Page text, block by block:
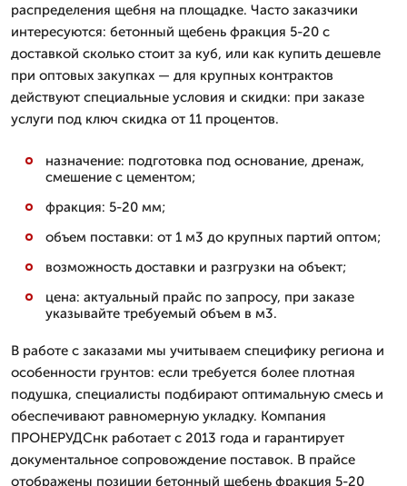
распределения щебня на площадке. Часто заказчики
интересуются: бетонный щебень фракция 5-20 с
доставкой сколько стоит за куб, или как купить дешевле
при оптовых закупках — для крупных контрактов
действуют специальные условия и скидки: при заказе
услуги под ключ скидка от 11 процентов.
назначение: подготовка под основание, дренаж,
смешение с цементом;
фракция: 5-20 мм;
объем поставки: от 1 м3 до крупных партий оптом;
возможность доставки и разгрузки на объект;
цена: актуальный прайс по запросу, при заказе
указывайте требуемый объем в м3.
В работе с заказами мы учитываем специфику региона и
особенности грунтов: если требуется более плотная
подушка, специалисты подбирают оптимальную смесь и
обеспечивают равномерную укладку. Компания
ПРОНЕРУДСнк работает с 2013 года и гарантирует
документальное сопровождение поставок. В прайсе
отображены позиции бетонный щебень фракция 5-20